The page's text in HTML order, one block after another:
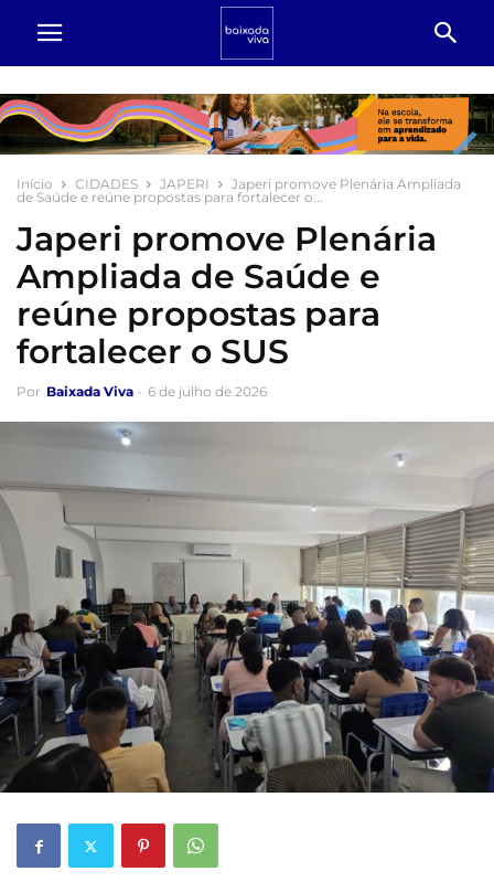
Início CIDADES JAPERI
Japeri promove Plenária Ampliada
de Saúde e reúne propostas para fortalecer o...
Japeri promove Plenária
Ampliada de Saúde e
reúne propostas para
fortalecer o SUS
Por Baixada Viva - 6 de julho de 2026